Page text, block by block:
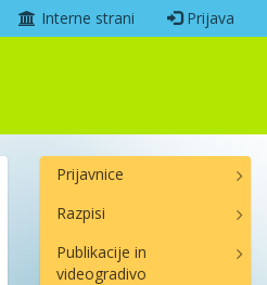
Interne strani Prijava
Prijavnice
Razpisi
Publikacije in
videogradivo